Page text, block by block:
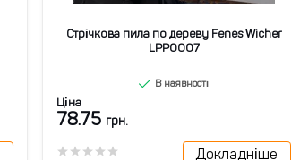
Стрічкова пила по дереву Fenes Wicher
LPP0007
В наявності
Ціна
78.75 грн.
Докладніше